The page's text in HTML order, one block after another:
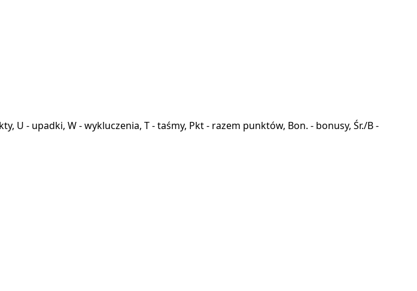
U - upadki, W - wykluczenia, T - taśmy, Pkt - razem punktów, Bon. - bonusy, Śr./B -